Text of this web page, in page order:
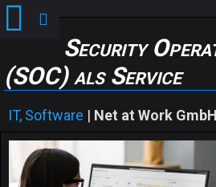
Security
(SOC) als Service
IT, Software | Net at Work GmbH